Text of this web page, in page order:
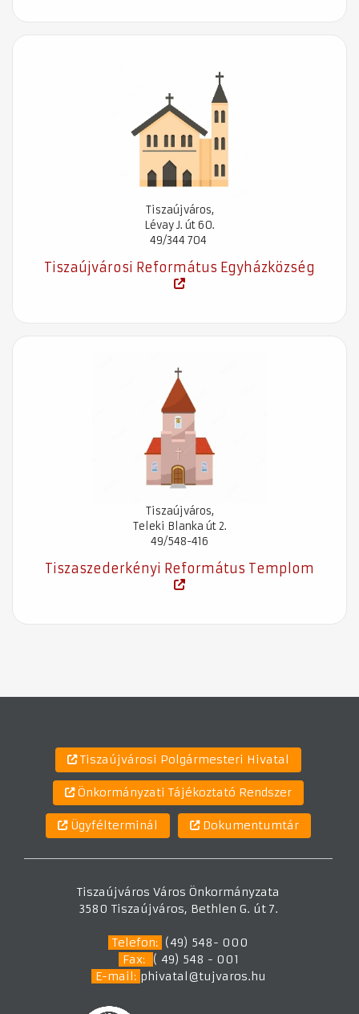
Tiszaújváros,
Lévay J. út 60.
49/344 704
Tiszaújvárosi Református Egyházközség
Tiszaújváros,
Teleki Blanka út 2.
49/548-416
Tiszaszederkényi Református Templom
Tiszaújvárosi Polgármesteri Hivatal
Önkormányzati Tájékoztató Rendszer
Ügyfélterminál Dokumentumtár
Tiszaújváros Város Önkormányzata
3580 Tiszaújváros, Bethlen G. út 7.
Telefon: (49) 548- 000
Fax: ( 49) 548 - 001
E-mail: phivatal@tujvaros.hu